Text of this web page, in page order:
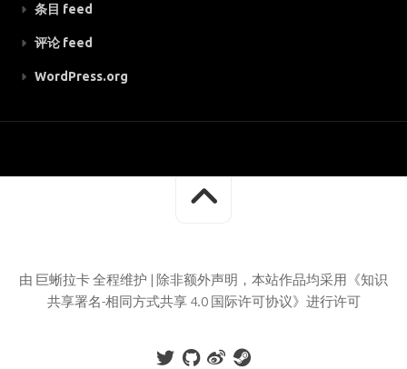
条目 feed
评论 feed
WordPress.org
由 巨蜥拉卡 全程维护 | 除非额外声明，本站作品均采用《知识
共享署名-相同方式共享 4.0 国际许可协议》进行许可